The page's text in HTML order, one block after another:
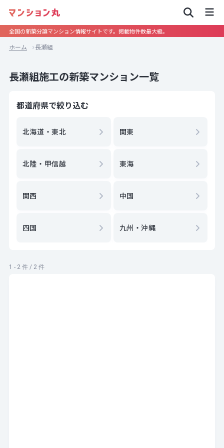
全国の新築分譲マンション情報サイトです。掲載物件数最大級。
ホーム 長瀬組
長瀬組施工の新築マンション一覧
都道府県で絞り込む
北海道・東北 関東
北陸・甲信越 東海
関西 中国
四国 九州・沖縄
1 - 2 件 / 2 件